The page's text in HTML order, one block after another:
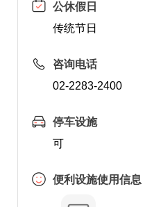
公休假日
传统节日
咨询电话
02-2283-2400
停车设施
可
便利设施使用信息